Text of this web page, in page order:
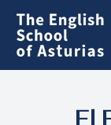
contenido